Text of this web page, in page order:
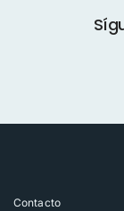
Contacto